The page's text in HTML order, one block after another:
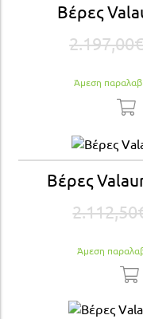
Βέρες
2.197,00€
Άμεση
Βέρες
Άμεση